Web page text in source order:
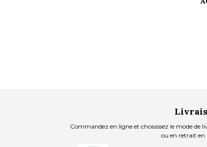
Commandez en ligne et choisissez le mode de
ou en retrait en